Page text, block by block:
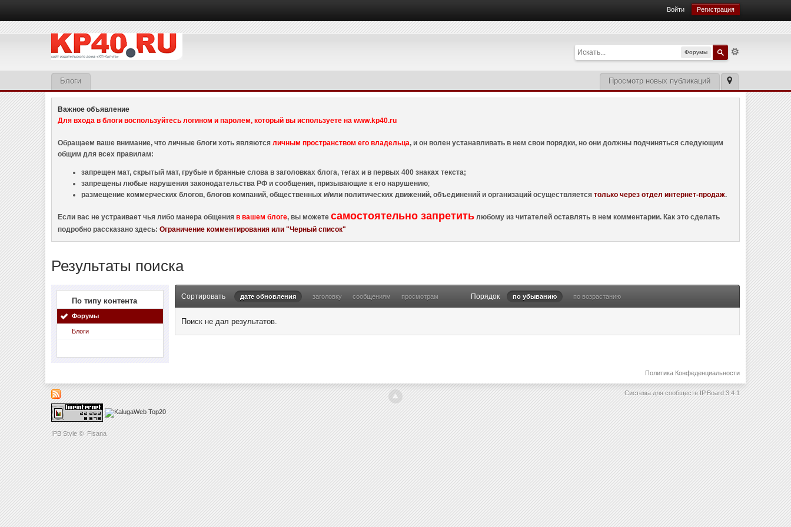
IPB Style © Fisana
Войти Регистрация
Форумы
Просмотр новых публикаций
Блоги
Важное объявление
Для входа в блоги воспользуйтесь логином и паролем, который вы используете на www.kp40.ru
Обращаем ваше внимание, что личные блоги хоть являютсяличным пространством его владельца, и он волен устанавливать в нем свои порядки, но они должны подчиняться следующим
общим для всех правилам:
запрещен мат, скрытый мат, грубые и бранные слова в заголовках блога, тегах и в первых 400 знаках текста;
запрещены любые нарушения законодательства РФ и сообщения, призывающие к его нарушению;
размещение коммерческих блогов, блогов компаний, общественных и/или политических движений, объединений и организаций осуществляетсятолько через отдел интернет-продаж.
Если вас не устраивает чья либо манера общенияв вашем блоге, вы можетесамостоятельно запретить любому из читателей оставлять в нем комментарии. Как это сделать
подробно рассказано здесь:Ограничение комментирования или "Черный список"
Результаты поиска
По типу контента
Форумы
Блоги
Сортировать дате обновления заголовку сообщениям просмотрам Порядок по убыванию по возрастанию
Поиск не дал результатов.
Политика Конфеденциальности
Система для сообществ IP.Board 3.4.1